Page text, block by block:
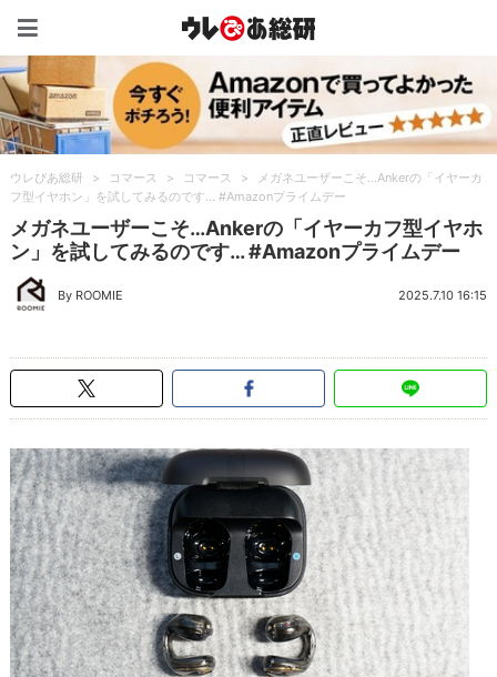
ウレぴあ総研 > コマース > コマース >
メガネユーザーこそ…Ankerの「イヤーカ
フ型イヤホン」を試してみるのです… #Amazonプライムデー
メガネユーザーこそ…Ankerの「イヤーカフ型イヤホ
ン」を試してみるのです… #Amazonプライムデー
By ROOMIE 2025.7.10 16:15